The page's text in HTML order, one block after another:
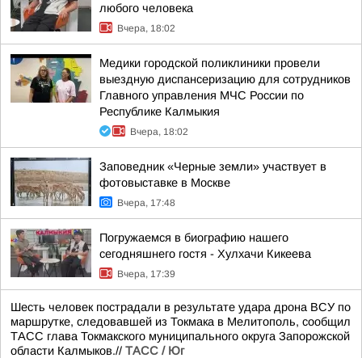
любого человека
Вчера, 18:02
Медики городской поликлиники провели
выездную диспансеризацию для сотрудников
Главного управления МЧС России по
Республике Калмыкия
Вчера, 18:02
Заповедник «Черные земли» участвует в
фотовыставке в Москве
Вчера, 17:48
Погружаемся в биографию нашего
сегодняшнего гостя - Хулхачи Кикеева
Вчера, 17:39
Шесть человек пострадали в результате удара дрона ВСУ по
маршрутке, следовавшей из Токмака в Мелитополь, сообщил
ТАСС глава Токмакского муниципального округа Запорожской
области Калмыков.// ТАСС / Юг